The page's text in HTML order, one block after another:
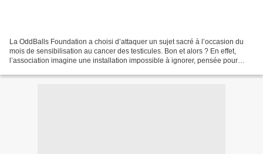
La OddBalls Foundation a choisi d’attaquer un sujet sacré à l’occasion du
mois de sensibilisation au cancer des testicules. Bon et alors ? En effet,
l’association imagine une installation impossible à ignorer, pensée pour